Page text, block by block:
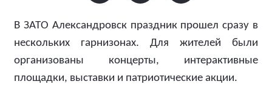
В ЗАТО Александровск праздник прошел сразу в
нескольких гарнизонах. Для жителей были
организованы концерты, интерактивные
площадки, выставки и патриотические акции.